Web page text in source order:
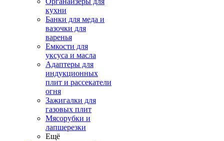
кухни
Банки для меда и
вазочки для
варенья
Емкости для
уксуса и масла
Адаптеры для
индукционных
плит и рассекатели
огня
Зажигалки для
газовых плит
Мясорубки и
лапшерезки
Ещё